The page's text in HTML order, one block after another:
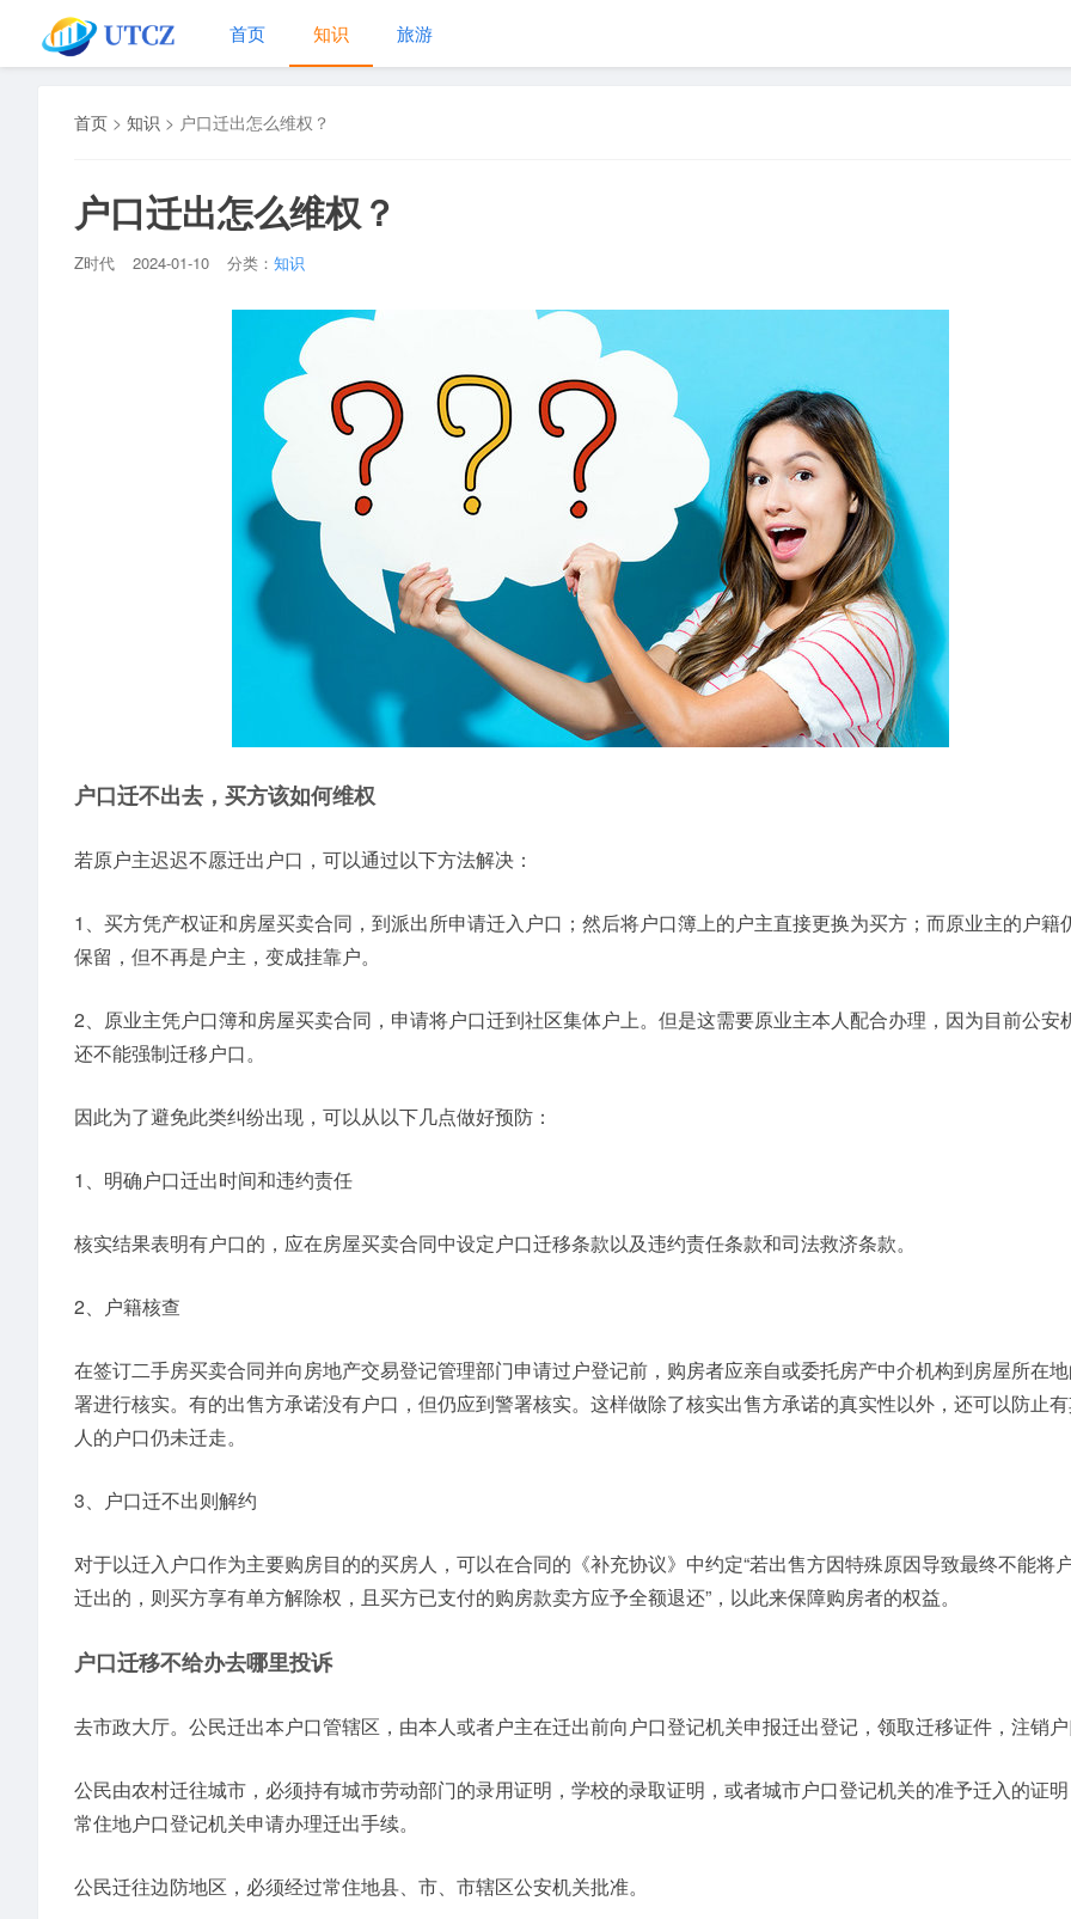
首页 知识 旅游
首页 > 知识 > 户口迁出怎么维权？
户口迁出怎么维权？
Z时代 2024-01-10 分类： 知识
户口迁不出去，买方该如何维权
若原户主迟迟不愿迁出户口，可以通过以下方法解决：
1、买方凭产权证和房屋买卖合同，到派出所申请迁入户口；然后将户口簿上的户主直接更换为买方；而原业主的户籍
保留，但不再是户主，变成挂靠户。
2、原业主凭户口簿和房屋买卖合同，申请将户口迁到社区集体户上。但是这需要原业主本人配合办理，因为目前公安
还不能强制迁移户口。
因此为了避免此类纠纷出现，可以从以下几点做好预防：
1、明确户口迁出时间和违约责任
核实结果表明有户口的，应在房屋买卖合同中设定户口迁移条款以及违约责任条款和司法救济条款。
2、户籍核查
在签订二手房买卖合同并向房地产交易登记管理部门申请过户登记前，购房者应亲自或委托房产中介机构到房屋所在
署进行核实。有的出售方承诺没有户口，但仍应到警署核实。这样做除了核实出售方承诺的真实性以外，还可以防止
人的户口仍未迁走。
3、户口迁不出则解约
对于以迁入户口作为主要购房目的的买房人，可以在合同的《补充协议》中约定“若出售方因特殊原因导致最终不能将
迁出的，则买方享有单方解除权，且买方已支付的购房款卖方应予全额退还”，以此来保障购房者的权益。
户口迁移不给办去哪里投诉
去市政大厅。公民迁出本户口管辖区，由本人或者户主在迁出前向户口登记机关申报迁出登记，领取迁移证件，注销
公民由农村迁往城市，必须持有城市劳动部门的录用证明，学校的录取证明，或者城市户口登记机关的准予迁入的证
常住地户口登记机关申请办理迁出手续。
公民迁往边防地区，必须经过常住地县、市、市辖区公安机关批准。